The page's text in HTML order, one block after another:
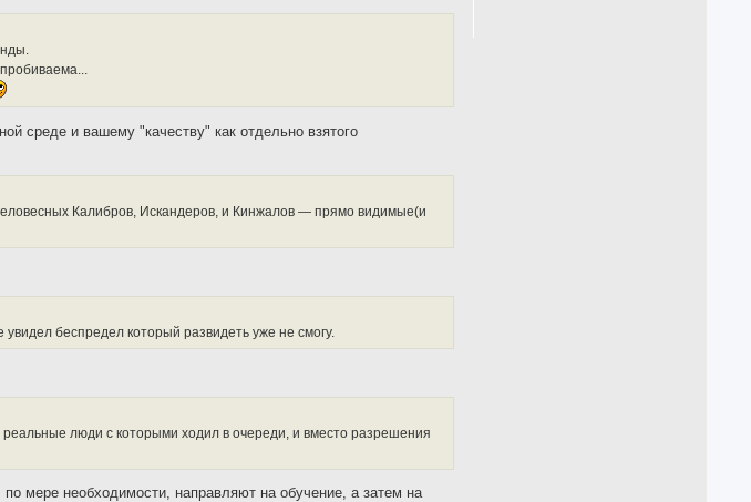
среде и вашему "качеству" как отдельно взятого
Калибров, Искандеров, и Кинжалов — прямо видимые(и
беспредел который развидеть уже не смогу.
люди с которыми ходил в очереди, и вместо разрешения
мере необходимости, направляют на обучение, а затем на